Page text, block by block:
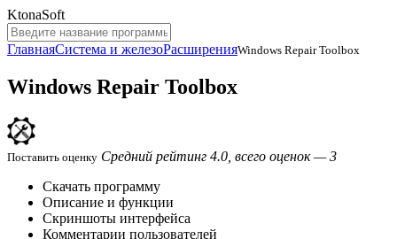
KtonaSoft
ГлавнаяСистема и железоРасширенияWindows Repair Toolbox
Windows Repair Toolbox
Поставить оценку Средний рейтинг 4.0, всего оценок — 3
Скачать программу
Описание и функции
Скриншоты интерфейса
Комментарии пользователей